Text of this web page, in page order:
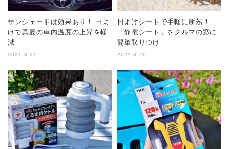
サンシェードは効果あり！ 日よ
けで真夏の車内温度の上昇を軽
減
2021.8.31
日よけシートで手軽に断熱！
「静電シート」をクルマの窓に
簡単取りつけ
2021.8.20